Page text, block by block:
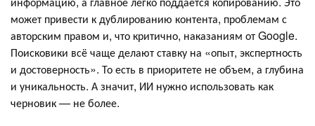
может привести к дублированию контента, проблемам с
авторским правом и, что критично, наказаниям от Google.
Поисковики всё чаще делают ставку на «опыт, экспертность
и достоверность». То есть в приоритете не объем, а глубина
и уникальность. А значит, ИИ нужно использовать как
черновик — не более.